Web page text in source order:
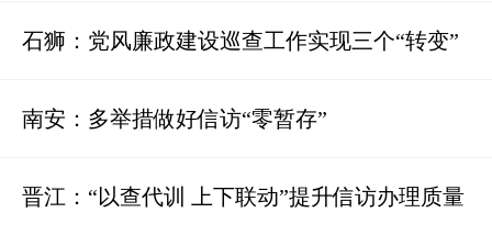
石狮：党风廉政建设巡查工作实现三个“转变”
南安：多举措做好信访“零暂存”
晋江：“以查代训 上下联动”提升信访办理质量